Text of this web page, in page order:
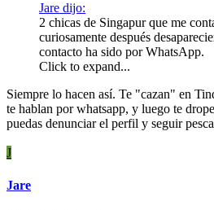
Jare dijo:
2 chicas de Singapur que me
curiosamente después
contacto ha sido por WhatsApp.
Click to expand...
Siempre lo hacen así. Te "cazan" en
te hablan por whatsapp, y luego te
puedas denunciar el perfil y seguir
J
Jare